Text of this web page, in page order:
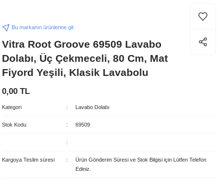
Bu markanın ürünlerine git
Vitra Root Groove 69509 Lavabo
Dolabı, Üç Çekmeceli, 80 Cm, Mat
Fiyord Yeşili, Klasik Lavabolu
0,00 TL
Kategori Lavabo Dolabı
Stok Kodu 69509
Kargoya Teslim süresi
Ürün Gönderim Süresi ve Stok Bilgisi için Lütfen Telefon
Ediniz.